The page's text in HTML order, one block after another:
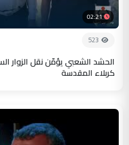
02:21
523
الحشد الشعبي يؤمّن نقل الزوار
كربلاء المقدسة